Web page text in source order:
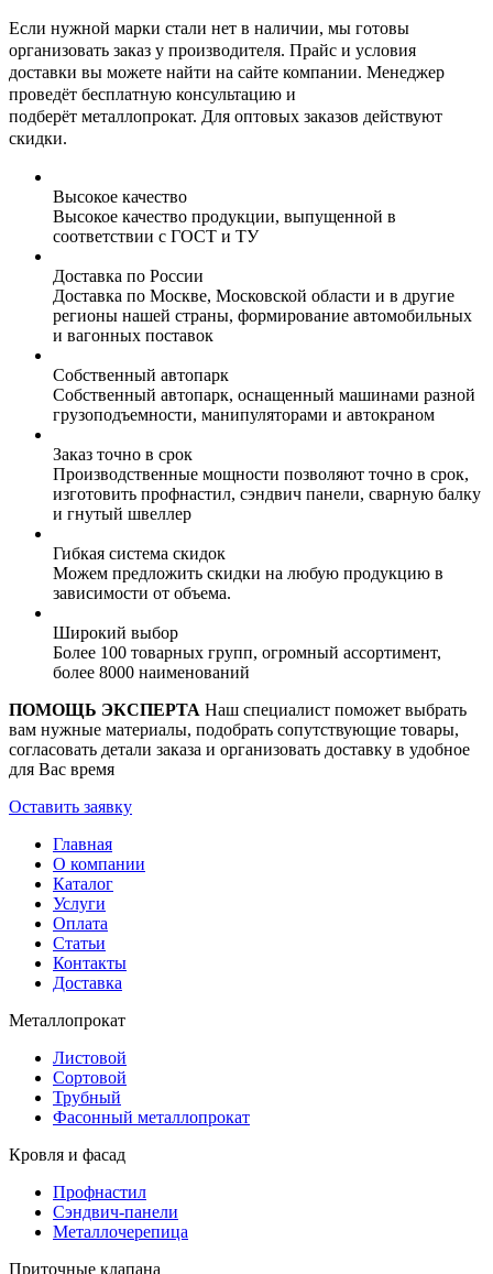
Если нужной марки стали нет в наличии, мы готовы
организовать заказ у производителя. Прайс и условия
доставки вы можете найти на сайте компании. Менеджер
проведёт бесплатную консультацию и
подберёт металлопрокат. Для оптовых заказов действуют
скидки.
Высокое качество
Высокое качество продукции, выпущенной в
соответствии с ГОСТ и ТУ
Доставка по России
Доставка по Москве, Московской области и в другие
регионы нашей страны, формирование автомобильных
и вагонных поставок
Собственный автопарк
Собственный автопарк, оснащенный машинами разной
грузоподъемности, манипуляторами и автокраном
Заказ точно в срок
Производственные мощности позволяют точно в срок,
изготовить профнастил, сэндвич панели, сварную балку
и гнутый швеллер
Гибкая система скидок
Можем предложить скидки на любую продукцию в
зависимости от объема.
Широкий выбор
Более 100 товарных групп, огромный ассортимент,
более 8000 наименований
ПОМОЩЬ ЭКСПЕРТА Наш специалист поможет выбрать
вам нужные материалы, подобрать сопутствующие товары,
согласовать детали заказа и организовать доставку в удобное
для Вас время
Оставить заявку
Главная
О компании
Каталог
Услуги
Оплата
Статьи
Контакты
Доставка
Металлопрокат
Листовой
Сортовой
Трубный
Фасонный металлопрокат
Кровля и фасад
Профнастил
Сэндвич-панели
Металлочерепица
Приточные клапана